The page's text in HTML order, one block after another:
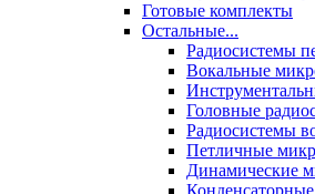
Готовые комплекты
Остальные...
Радиосистемы
Вокальные
Головные
Радиосистемы
Петличные
Динамические